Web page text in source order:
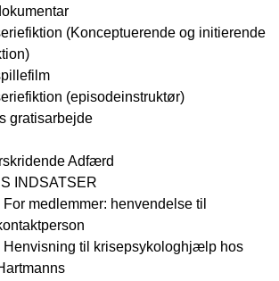
(Konceptuerende og initierende
(episodeinstruktør)
gratisarbejde
Adfærd
INDSATSER
For medlemmer: henvendelse til
Henvisning til krisepsykologhjælp hos